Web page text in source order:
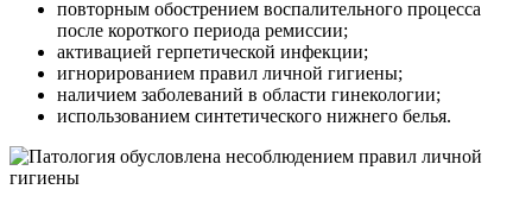
повторным обострением воспалительного процесса
после короткого периода ремиссии;
активацией герпетической инфекции;
игнорированием правил личной гигиены;
наличием заболеваний в области гинекологии;
использованием синтетического нижнего белья.